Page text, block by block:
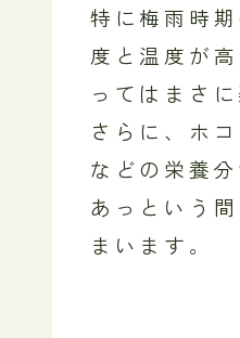
特に梅雨時
度と温度が
ってはまさに
さらに、ホ
などの栄養分
あっという
まいます。